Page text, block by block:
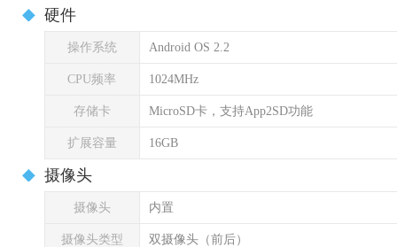
硬件
操作系统 Android OS 2.2
CPU频率 1024MHz
存储卡 MicroSD卡，支持App2SD功能
扩展容量 16GB
摄像头
摄像头 内置
摄像头类型 双摄像头（前后）